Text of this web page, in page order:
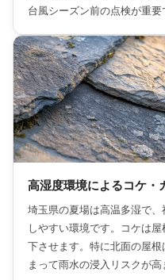
台風シーズン前の点検が重要
高湿度環境によるコケ・
埼玉県の夏場は高温多湿で
しやすい環境です。コケは
下させます。特に北面の屋
まって雨水の浸入リスクが高